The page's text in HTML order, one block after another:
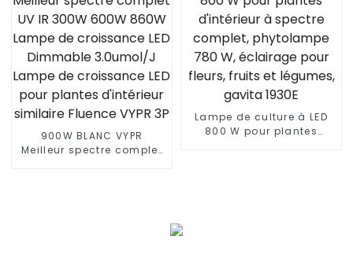
pour plantes 1000 W 10
900W BLANC VYPR
Meilleur spectre complet
Lampe de culture à LED
800 W pour plantes